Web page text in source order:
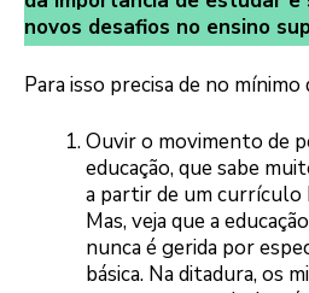
novos desafios no ensino
Para isso precisa de no mínimo
Ouvir o movimento de
educação, que sabe
a partir de um currículo
Mas, veja que a
nunca é gerida por
básica. Na ditadura, os